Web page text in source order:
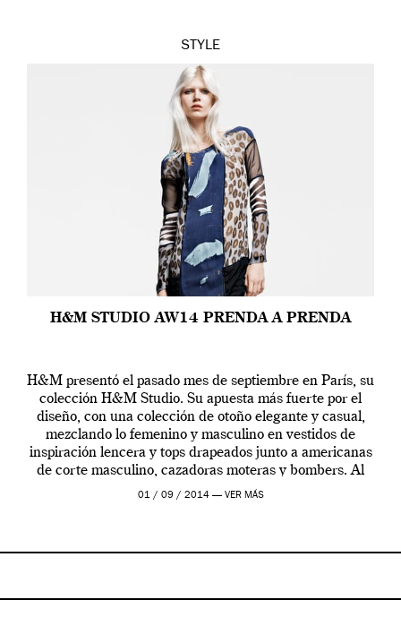
STYLE
H&M STUDIO AW14 PRENDA A PRENDA
H&M presentó el pasado mes de septiembre en París, su
colección H&M Studio. Su apuesta más fuerte por el
diseño, con una colección de otoño elegante y casual,
mezclando lo femenino y masculino en vestidos de
inspiración lencera y tops drapeados junto a americanas
de corte masculino, cazadoras moteras y bombers. Al
frente de la […]
01 / 09 / 2014 — VER MÁS